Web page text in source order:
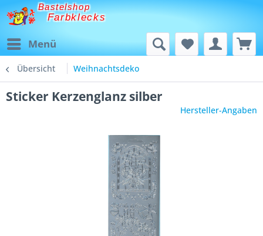
Bastelshop
Farbklecks
Menü
Übersicht Weihnachtsdeko
Sticker Kerzenglanz silber
Hersteller-Angaben